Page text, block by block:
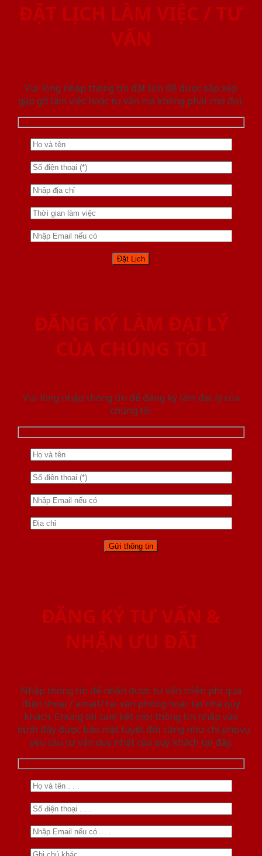
ĐẶT LỊCH LÀM VIỆC / TƯ
VẤN
Vui lòng nhập thông tin đặt lịch để được sắp xếp
gặp gỡ làm việc hoăc tư vấn mà không phải chờ đợi.
ĐĂNG KÝ LÀM ĐẠI LÝ
CỦA CHÚNG TÔI
Vui lòng nhập thông tin để đăng ký làm đại lý của
chúng tôi
ĐĂNG KÝ TƯ VẤN &
NHẬN ƯU ĐÃI
Nhập thông tin để nhận được tư vấn miễn phí qua
điện thoại / email/ tại văn phòng hoặc tại nhà quý
khách. Chúng tôi cam kết mọi thông tin nhập vào
dưới đây được bảo mật tuyệt đối cũng như chỉ phục vụ
yêu cầu tư vấn duy nhất của quý khách tại đây.